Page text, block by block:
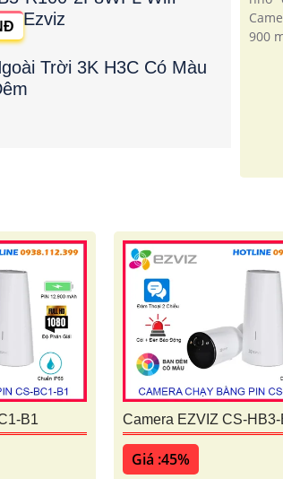
Ezviz
Trời 3K H3C Có Màu
900
B1 Camera EZVIZ CS-HB3-
Giá :45%